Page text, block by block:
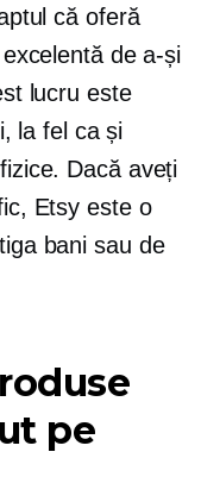
că oferă
de a-și
lucru este
la fel ca și
Dacă aveți
Etsy este o
bani sau de
pe